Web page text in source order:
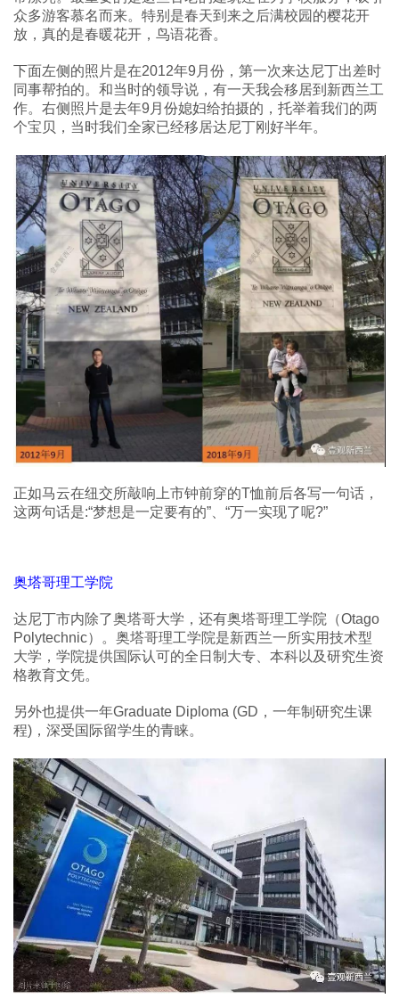
众多游客慕名而来。特别是春天到来之后满校园的樱花开
放，真的是春暖花开，鸟语花香。
下面左侧的照片是在2012年9月份，第一次来达尼丁出差时
同事帮拍的。和当时的领导说，有一天我会移居到新西兰工
作。右侧照片是去年9月份媳妇给拍摄的，托举着我们的两
个宝贝，当时我们全家已经移居达尼丁刚好半年。
正如马云在纽交所敲响上市钟前穿的T恤前后各写一句话，
这两句话是:“梦想是一定要有的”、“万一实现了呢?”
奥塔哥理工学院
达尼丁市内除了奥塔哥大学，还有奥塔哥理工学院（Otago
Polytechnic）。奥塔哥理工学院是新西兰一所实用技术型
大学，学院提供国际认可的全日制大专、本科以及研究生资
格教育文凭。
另外也提供一年Graduate Diploma (GD，一年制研究生课
程)，深受国际留学生的青睐。